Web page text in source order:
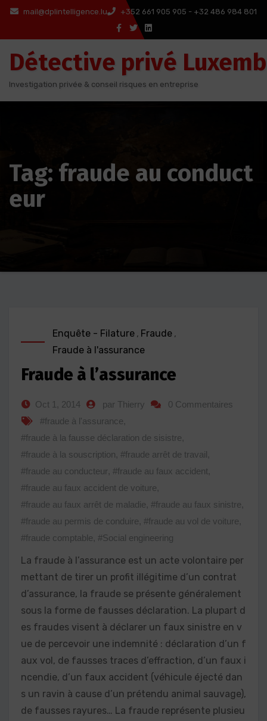
Aller
contenu
mail@dplintelligence.lu +352 661 905 905 - +32 486 984 801
Détective privé
Investigation privée & conseil risques en entreprise
Tag: fraude au conduct
eur
Enquête - Filature , Fraude ,
Fraude à l'assurance
Fraude à l’assurance
Oct 1, 2014 par Thierry
0 Commentaires
#fraude à l'assurance,
#fraude à la fausse déclaration de sisistre,
#fraude à la souscription, #fraude arrêt de travail,
#fraude au conducteur, #fraude au faux accident,
#fraude au faux accident de voiture,
#fraude au faux arrêt de maladie, #fraude au faux sinistre,
#fraude au permis de conduire, #fraude au vol de voiture,
#fraude comptable, #Social engineering
La fraude à l’assurance est un acte volontaire per
mettant de tirer un profit illégitime d’un contrat
d’assurance, la fraude se présente généralement
sous la forme de fausses déclaration. La plupart d
es fraudes visent à déclarer un faux sinistre en v
ue de percevoir une indemnité : déclaration d’un f
aux vol, de fausses traces d’effraction, d’un faux i
ncendie, d’un faux accident (véhicule éjecté dan
s un ravin à cause d’un prétendu animal sauvage),
de fausses rayures… La fraude représente plusieu